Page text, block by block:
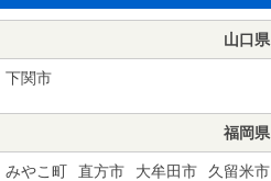
山口県
下関市
福岡県
みやこ町 直方市 大牟田市 久留米市